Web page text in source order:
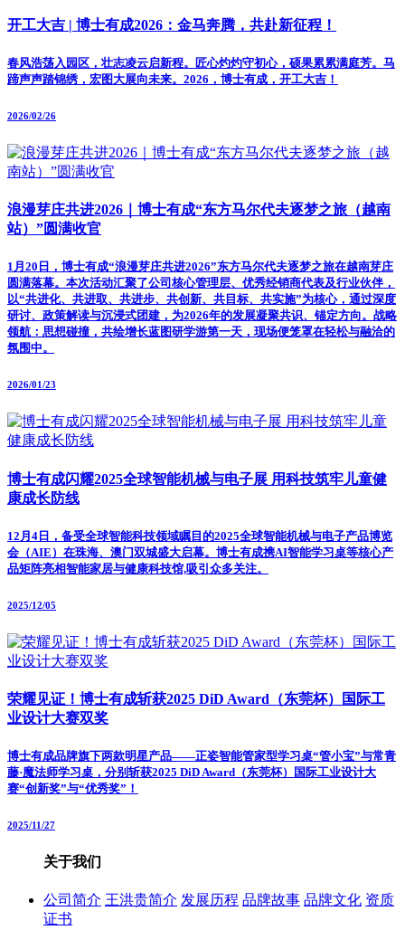
开工大吉 | 博士有成2026：金马奔腾，共赴新征程！
春风浩荡入园区，壮志凌云启新程。匠心灼灼守初心，硕果累累满庭芳。马
蹄声声踏锦绣，宏图大展向未来。2026，博士有成，开工大吉！
2026/02/26
浪漫芽庄共进2026｜博士有成“东方马尔代夫逐梦之旅（越南
站）”圆满收官
1月20日，博士有成“浪漫芽庄共进2026”东方马尔代夫逐梦之旅在越南芽庄
圆满落幕。本次活动汇聚了公司核心管理层、优秀经销商代表及行业伙伴，
以“共进化、共进取、共进步、共创新、共目标、共实施”为核心，通过深度
研讨、政策解读与沉浸式团建，为2026年的发展凝聚共识、锚定方向。战略
领航：思想碰撞，共绘增长蓝图研学游第一天，现场便笼罩在轻松与融洽的
氛围中。
2026/01/23
博士有成闪耀2025全球智能机械与电子展 用科技筑牢儿童健
康成长防线
12月4日，备受全球智能科技领域瞩目的2025全球智能机械与电子产品博览
会（AIE）在珠海、澳门双城盛大启幕。博士有成携AI智能学习桌等核心产
品矩阵亮相智能家居与健康科技馆,吸引众多关注。
2025/12/05
荣耀见证！博士有成斩获2025 DiD Award（东莞杯）国际工
业设计大赛双奖
博士有成品牌旗下两款明星产品——正姿智能管家型学习桌“管小宝”与常青
藤·魔法师学习桌，分别斩获2025 DiD Award（东莞杯）国际工业设计大
赛“创新奖”与“优秀奖”！
2025/11/27
关于我们
公司简介 王洪贵简介 发展历程 品牌故事 品牌文化 资质
证书